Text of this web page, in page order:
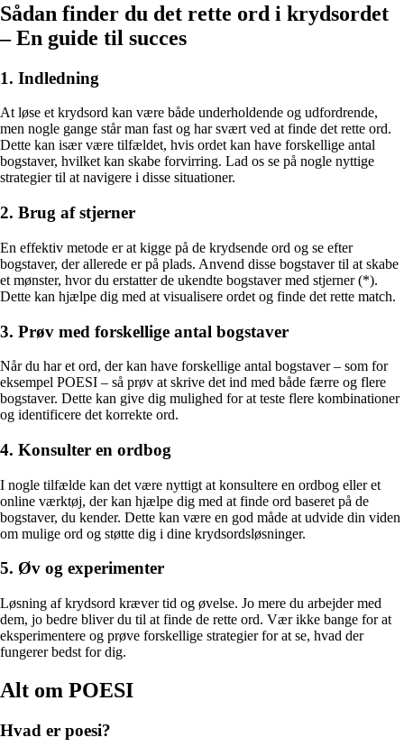
Sådan finder du det rette ord i krydsordet
– En guide til succes
1. Indledning
At løse et krydsord kan være både underholdende og udfordrende,
men nogle gange står man fast og har svært ved at finde det rette ord.
Dette kan især være tilfældet, hvis ordet kan have forskellige antal
bogstaver, hvilket kan skabe forvirring. Lad os se på nogle nyttige
strategier til at navigere i disse situationer.
2. Brug af stjerner
En effektiv metode er at kigge på de krydsende ord og se efter
bogstaver, der allerede er på plads. Anvend disse bogstaver til at skabe
et mønster, hvor du erstatter de ukendte bogstaver med stjerner (*).
Dette kan hjælpe dig med at visualisere ordet og finde det rette match.
3. Prøv med forskellige antal bogstaver
Når du har et ord, der kan have forskellige antal bogstaver – som for
eksempel POESI – så prøv at skrive det ind med både færre og flere
bogstaver. Dette kan give dig mulighed for at teste flere kombinationer
og identificere det korrekte ord.
4. Konsulter en ordbog
I nogle tilfælde kan det være nyttigt at konsultere en ordbog eller et
online værktøj, der kan hjælpe dig med at finde ord baseret på de
bogstaver, du kender. Dette kan være en god måde at udvide din viden
om mulige ord og støtte dig i dine krydsordsløsninger.
5. Øv og experimenter
Løsning af krydsord kræver tid og øvelse. Jo mere du arbejder med
dem, jo bedre bliver du til at finde de rette ord. Vær ikke bange for at
eksperimentere og prøve forskellige strategier for at se, hvad der
fungerer bedst for dig.
Alt om POESI
Hvad er poesi?